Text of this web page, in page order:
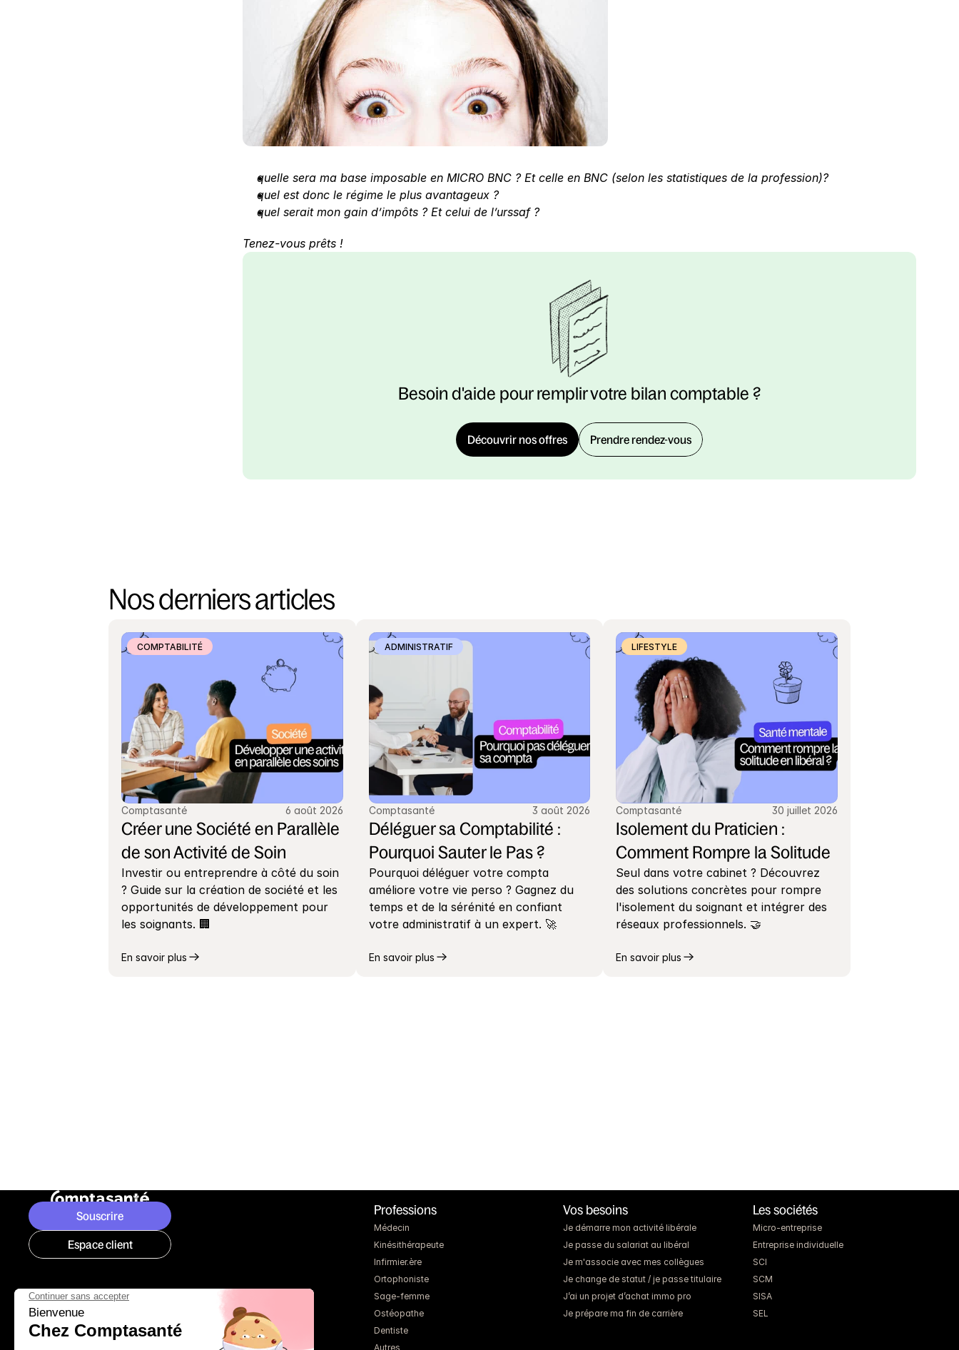
quelle sera ma base imposable en MICRO BNC ? Et celle en BNC (selon les statistiques de la profession)?
quel est donc le régime le plus avantageux ?
quel serait mon gain d’impôts ? Et celui de l’urssaf ?
Tenez-vous prêts !
Besoin d'aide pour remplir votre bilan comptable ?
Découvrir nos offres Prendre rendez-vous
Nos derniers articles
COMPTABILITÉ
Comptasanté 6 août 2026
Créer une Société en Parallèle
de son Activité de Soin
Investir ou entreprendre à côté du soin
? Guide sur la création de société et les
opportunités de développement pour
les soignants. 🏢
En savoir plus
ADMINISTRATIF
Comptasanté 3 août 2026
Déléguer sa Comptabilité :
Pourquoi Sauter le Pas ?
Pourquoi déléguer votre compta
améliore votre vie perso ? Gagnez du
temps et de la sérénité en confiant
votre administratif à un expert. 🚀
En savoir plus
LIFESTYLE
Comptasanté 30 juillet 2026
Isolement du Praticien :
Comment Rompre la Solitude
Seul dans votre cabinet ? Découvrez
des solutions concrètes pour rompre
l'isolement du soignant et intégrer des
réseaux professionnels. 🤝
En savoir plus
Souscrire
Espace client
Professions
Médecin
Kinésithérapeute
Infirmier.ère
Ortophoniste
Sage-femme
Ostéopathe
Dentiste
Autres
Vos besoins
Je démarre mon activité libérale
Je passe du salariat au libéral
Je m'associe avec mes collègues
Je change de statut / je passe titulaire
J’ai un projet d’achat immo pro
Je prépare ma fin de carrière
Les sociétés
Micro-entreprise
Entreprise individuelle
SCI
SCM
SISA
SEL